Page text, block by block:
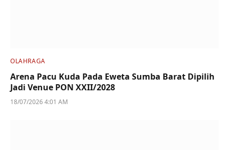
OLAHRAGA
Arena Pacu Kuda Pada Eweta Sumba Barat Dipilih
Jadi Venue PON XXII/2028
18/07/2026 4:01 AM